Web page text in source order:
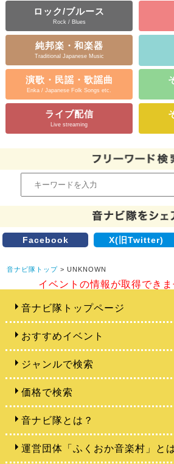
ロック/ブルース
Rock / Blues
純邦楽・和楽器
Traditional Japanese Music
演歌・民謡・歌謡曲
Enka / Japanese Folk Songs etc.
ライブ配信
Live streaming
Facebook X(旧Twitter)
音ナビ隊トップ > UNKNOWN
イベントの情報が取得できま
音ナビ隊トップページ
おすすめイベント
ジャンルで検索
価格で検索
音ナビ隊とは？
運営団体「ふくおか音楽村」と